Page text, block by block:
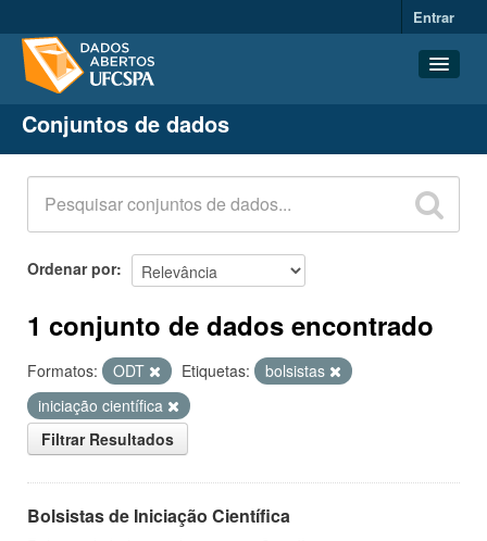
Entrar
Conjuntos de dados
Organizações
Grupos
Sobre
Conjuntos de dados
Ordenar por
1 conjunto de dados encontrado
Formatos: ODT Etiquetas:
bolsistas
iniciação científica
Filtrar Resultados
Bolsistas de Iniciação Científica